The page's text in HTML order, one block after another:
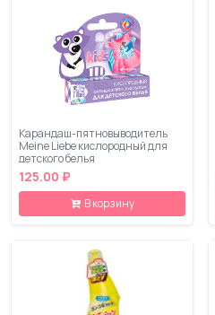
Карандаш-пятновыводитель
Meine Liebe кислородный для
детского белья
125.00 ₽
В корзину